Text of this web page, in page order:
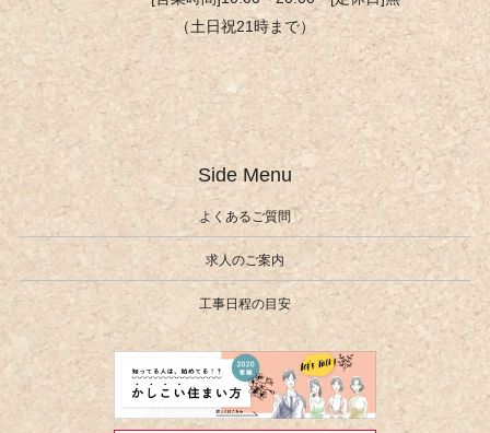
（土日祝21時まで）
Side Menu
よくあるご質問
求人のご案内
工事日程の目安